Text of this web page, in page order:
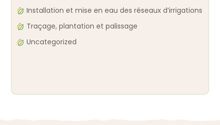
Installation et mise en eau des réseaux d’irrigations
Traçage, plantation et palissage
Uncategorized